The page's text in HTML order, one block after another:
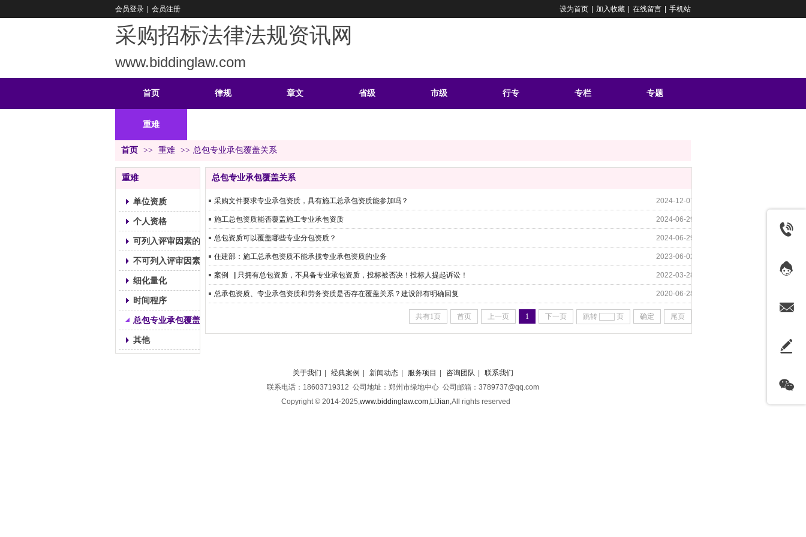
采购招标法律法规资讯网
www.biddinglaw.com
会员登录 会员注册 设为首页 加入收藏 在线留言 手机站
首页 律规 章文 省级 市级 行专 专栏 专题
重难
首页 >> 重难 >> 总包专业承包覆盖关系
重难
单位资质
个人资格
可列入评审因素的证书
不可列入评审因素的证书
细化量化
时间程序
总包专业承包覆盖关系
其他
总包专业承包覆盖关系
采购文件要求专业承包资质，具有施工总承包资质能参加吗？ 2024-12-07
施工总包资质能否覆盖施工专业承包资质 2024-06-29
总包资质可以覆盖哪些专业分包资质？ 2024-06-29
住建部：施工总承包资质不能承揽专业承包资质的业务 2023-06-02
案例▕ 只拥有总包资质，不具备专业承包资质，投标被否决！投标人提起诉讼！ 2022-03-28
总承包资质、专业承包资质和劳务资质是否存在覆盖关系？建设部有明确回复 2020-06-28
共有1页 首页 上一页 1 下一页 跳转 页 确定 尾页
关于我们 经典案例 新闻动态 服务项目 咨询团队
联系我们
联系电话：18603719312 公司地址：郑州市绿地中心 公司邮箱：3789737@qq.com
Copyright © 2014-2025,www.biddinglaw.com,LiJian,All rights reserved